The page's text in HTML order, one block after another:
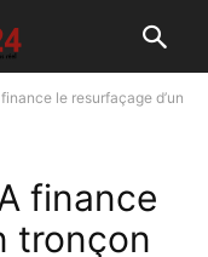
le resurfaçage d’un
finance
tronçon